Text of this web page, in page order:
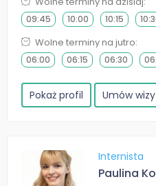
09:45 10:00 10:15
Wolne terminy na jutro:
06:00 06:15 06:30
Pokaż profil Umów
Internista
Paulina